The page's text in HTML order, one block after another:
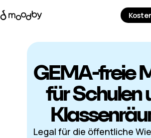
GEMA-freie
für Schulen
Legal für die öffentliche